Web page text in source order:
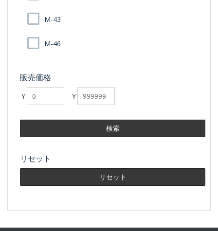
M-43
M-46
販売価格
￥ - ￥
リセット